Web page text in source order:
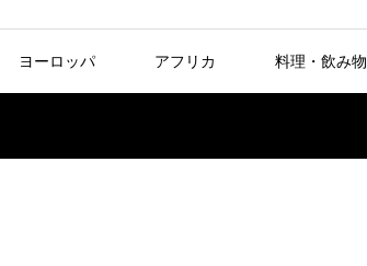
ヨーロッパ アフリカ 料理・飲み物